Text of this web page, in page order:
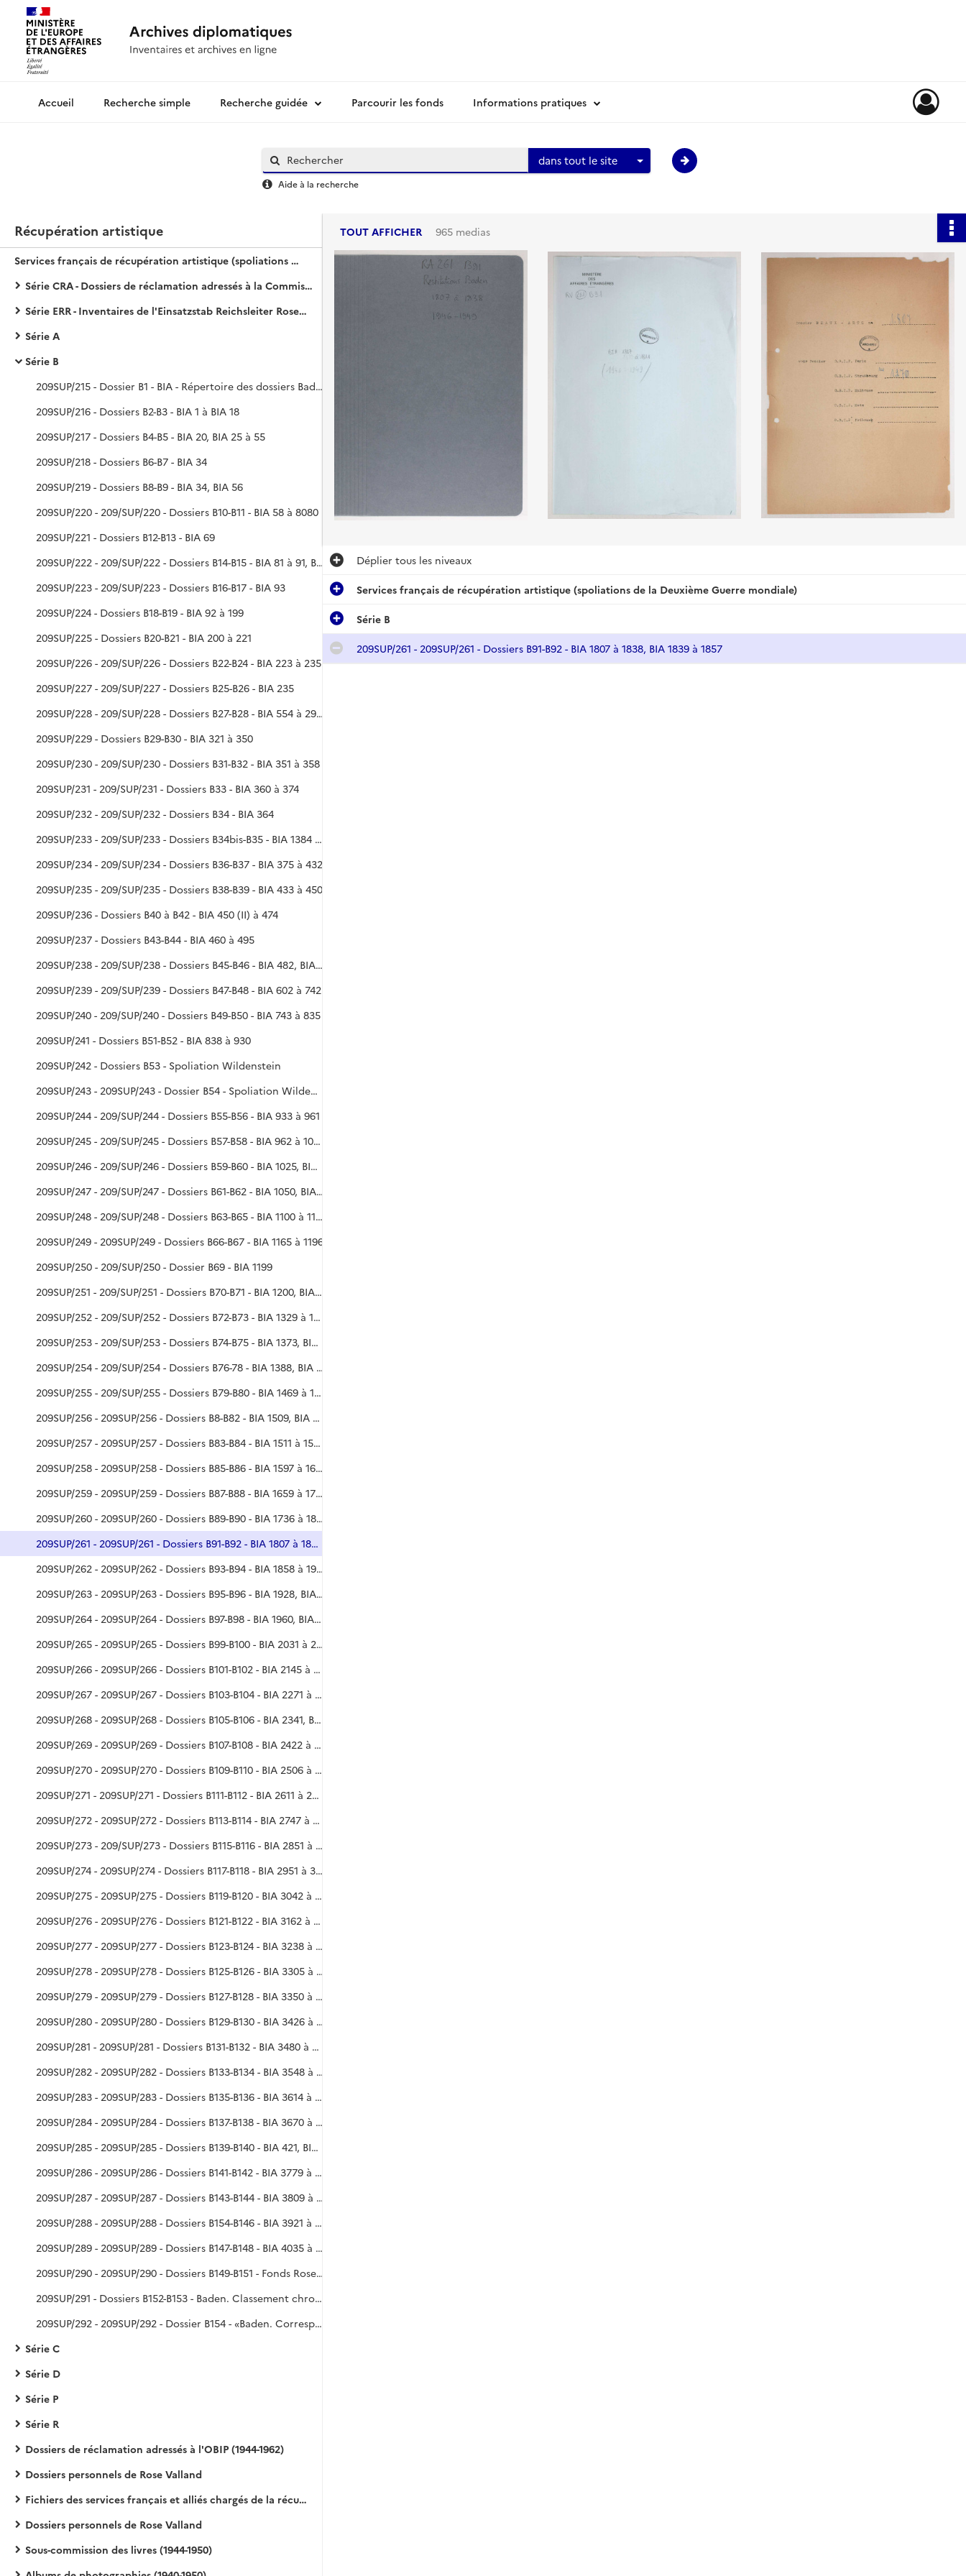
Archives diplomatiquesRecherche simple Recherche guidée Parcourir les fonds Informations pratiques
dans tout le site
Aide à la recherche
Récupération artistique
Services français de récupération artistique (spoliations de la Deuxième Guerre mondiale)
Série CRA - Dossiers de réclamation adressés à la Commission de récupération artistique (1939-1974)
Série ERR - Inventaires de l'Einsatzstab Reichsleiter Rosenberg (1940-1959)
Série A
Série B
209SUP/215 - Dossier B1 - BIA - Répertoire des dossiers Baden-Baden : restitutions
209SUP/216 - Dossiers B2-B3 - BIA 1 à BIA 18
209SUP/217 - Dossiers B4-B5 - BIA 20, BIA 25 à 55
209SUP/218 - Dossiers B6-B7 - BIA 34
209SUP/219 - Dossiers B8-B9 - BIA 34, BIA 56
209SUP/220 - 209/SUP/220 - Dossiers B10-B11 - BIA 58 à 8080
209SUP/221 - Dossiers B12-B13 - BIA 69
209SUP/222 - 209/SUP/222 - Dossiers B14-B15 - BIA 81 à 91, BIA 93 I
209SUP/223 - 209/SUP/223 - Dossiers B16-B17 - BIA 93
209SUP/224 - Dossiers B18-B19 - BIA 92 à 199
209SUP/225 - Dossiers B20-B21 - BIA 200 à 221
209SUP/226 - 209/SUP/226 - Dossiers B22-B24 - BIA 223 à 235
209SUP/227 - 209/SUP/227 - Dossiers B25-B26 - BIA 235
209SUP/228 - 209/SUP/228 - Dossiers B27-B28 - BIA 554 à 291, BIA 293 à 320
209SUP/229 - Dossiers B29-B30 - BIA 321 à 350
209SUP/230 - 209/SUP/230 - Dossiers B31-B32 - BIA 351 à 358
209SUP/231 - 209/SUP/231 - Dossiers B33 - BIA 360 à 374
209SUP/232 - 209/SUP/232 - Dossiers B34 - BIA 364
209SUP/233 - 209/SUP/233 - Dossiers B34bis-B35 - BIA 1384 à 1409, BIA 371
209SUP/234 - 209/SUP/234 - Dossiers B36-B37 - BIA 375 à 432
209SUP/235 - 209/SUP/235 - Dossiers B38-B39 - BIA 433 à 450
209SUP/236 - Dossiers B40 à B42 - BIA 450 (II) à 474
209SUP/237 - Dossiers B43-B44 - BIA 460 à 495
209SUP/238 - 209/SUP/238 - Dossiers B45-B46 - BIA 482, BIA 496 à 587
209SUP/239 - 209/SUP/239 - Dossiers B47-B48 - BIA 602 à 742
209SUP/240 - 209/SUP/240 - Dossiers B49-B50 - BIA 743 à 835
209SUP/241 - Dossiers B51-B52 - BIA 838 à 930
209SUP/242 - Dossiers B53 - Spoliation Wildenstein
209SUP/243 - 209SUP/243 - Dossier B54 - Spoliation Wildenstein
209SUP/244 - 209/SUP/244 - Dossiers B55-B56 - BIA 933 à 961
209SUP/245 - 209/SUP/245 - Dossiers B57-B58 - BIA 962 à 1029
209SUP/246 - 209/SUP/246 - Dossiers B59-B60 - BIA 1025, BIA 1030 à 1070
209SUP/247 - 209/SUP/247 - Dossiers B61-B62 - BIA 1050, BIA 1071 à 1099
209SUP/248 - 209/SUP/248 - Dossiers B63-B65 - BIA 1100 à 1164, BIA 1127
209SUP/249 - 209SUP/249 - Dossiers B66-B67 - BIA 1165 à 1196
209SUP/250 - 209/SUP/250 - Dossier B69 - BIA 1199
209SUP/251 - 209/SUP/251 - Dossiers B70-B71 - BIA 1200, BIA 1237 à 1328
209SUP/252 - 209/SUP/252 - Dossiers B72-B73 - BIA 1329 à 1364, BIA 1367
209SUP/253 - 209/SUP/253 - Dossiers B74-B75 - BIA 1373, BIA 1365 à 1383
209SUP/254 - 209/SUP/254 - Dossiers B76-78 - BIA 1388, BIA 1440 à 1468
209SUP/255 - 209/SUP/255 - Dossiers B79-B80 - BIA 1469 à 1510
209SUP/256 - 209SUP/256 - Dossiers B8-B82 - BIA 1509, BIA 1410 à 1439
209SUP/257 - 209SUP/257 - Dossiers B83-B84 - BIA 1511 à 1596
209SUP/258 - 209SUP/258 - Dossiers B85-B86 - BIA 1597 à 1658
209SUP/259 - 209SUP/259 - Dossiers B87-B88 - BIA 1659 à 1703, BIA 1705 à 1735
209SUP/260 - 209SUP/260 - Dossiers B89-B90 - BIA 1736 à 1806
209SUP/261 - 209SUP/261 - Dossiers B91-B92 - BIA 1807 à 1838, BIA 1839 à 1857
209SUP/262 - 209SUP/262 - Dossiers B93-B94 - BIA 1858 à 1950
209SUP/263 - 209SUP/263 - Dossiers B95-B96 - BIA 1928, BIA 1951 à 1985 à 1196
209SUP/264 - 209SUP/264 - Dossiers B97-B98 - BIA 1960, BIA 1985 à 2030
209SUP/265 - 209SUP/265 - Dossiers B99-B100 - BIA 2031 à 2144
209SUP/266 - 209SUP/266 - Dossiers B101-B102 - BIA 2145 à 2270
209SUP/267 - 209SUP/267 - Dossiers B103-B104 - BIA 2271 à 2340
209SUP/268 - 209SUP/268 - Dossiers B105-B106 - BIA 2341, BIA 2378 à 2379, BIA 2380 à 2421
209SUP/269 - 209SUP/269 - Dossiers B107-B108 - BIA 2422 à 2505
209SUP/270 - 209SUP/270 - Dossiers B109-B110 - BIA 2506 à 2610
209SUP/271 - 209SUP/271 - Dossiers B111-B112 - BIA 2611 à 2740
209SUP/272 - 209SUP/272 - Dossiers B113-B114 - BIA 2747 à 2850
209SUP/273 - 209/SUP/273 - Dossiers B115-B116 - BIA 2851 à 2950
209SUP/274 - 209SUP/274 - Dossiers B117-B118 - BIA 2951 à 3041
209SUP/275 - 209SUP/275 - Dossiers B119-B120 - BIA 3042 à 3151
209SUP/276 - 209SUP/276 - Dossiers B121-B122 - BIA 3162 à 3237
209SUP/277 - 209SUP/277 - Dossiers B123-B124 - BIA 3238 à 3304
209SUP/278 - 209SUP/278 - Dossiers B125-B126 - BIA 3305 à 3349, BIA 3341
209SUP/279 - 209SUP/279 - Dossiers B127-B128 - BIA 3350 à 3425
209SUP/280 - 209SUP/280 - Dossiers B129-B130 - BIA 3426 à 3479
209SUP/281 - 209SUP/281 - Dossiers B131-B132 - BIA 3480 à 3547
209SUP/282 - 209SUP/282 - Dossiers B133-B134 - BIA 3548 à 3613
209SUP/283 - 209SUP/283 - Dossiers B135-B136 - BIA 3614 à 3666
209SUP/284 - 209SUP/284 - Dossiers B137-B138 - BIA 3670 à 3753
209SUP/285 - 209SUP/285 - Dossiers B139-B140 - BIA 421, BIA 3754 à 3778
209SUP/286 - 209SUP/286 - Dossiers B141-B142 - BIA 3779 à 3808
209SUP/287 - 209SUP/287 - Dossiers B143-B144 - BIA 3809 à 3869, BIA 3871 à 3920
209SUP/288 - 209SUP/288 - Dossiers B154-B146 - BIA 3921 à 3970, BIA 3976 à 4033
209SUP/289 - 209SUP/289 - Dossiers B147-B148 - BIA 4035 à 4086
209SUP/290 - 209SUP/290 - Dossiers B149-B151 - Fonds Rose Valland Baden-Baden
209SUP/291 - Dossiers B152-B153 - Baden. Classement chronologique. Beaux-Arts / Bureau central des restitutions, chronologie
209SUP/292 - 209SUP/292 - Dossier B154 - «Baden. Correspondance RPOA avec les affaires culturelles. mai 1952-avril 1954» / Service de remise en place des œuvres d'art.
Série C
Série D
Série P
Série R
Dossiers de réclamation adressés à l'OBIP (1944-1962)
Dossiers personnels de Rose Valland
Fichiers des services français et alliés chargés de la récupération artistique
Dossiers personnels de Rose Valland
Sous-commission des livres (1944-1950)
TOUT AFFICHER 965 medias
Déplier tous les niveaux
Services français de récupération artistique (spoliations de la Deuxième Guerre mondiale)
Série B
209SUP/261 - 209SUP/261 - Dossiers B91-B92 - BIA 1807 à 1838, BIA 1839 à 1857